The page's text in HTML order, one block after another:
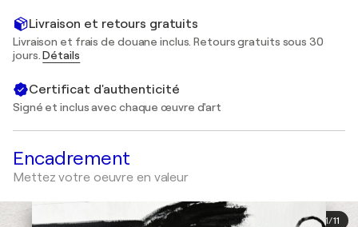
Livraison et retours gratuits
Livraison et frais de douane inclus. Retours gratuits sous 30
jours.Détails
Certificat d'authenticité
Signé et inclus avec chaque œuvre d'art
Encadrement
Mettez votre oeuvre en valeur
1/11